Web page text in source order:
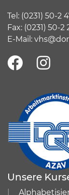
Tel: (0231) 50-2
Fax: (0231) 50-2
E-Mail:
Unsere